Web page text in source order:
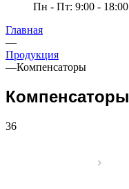
Пн - Пт: 9:00 -
Главная
—
Продукция
—Компенсаторы
Компенсаторы
36